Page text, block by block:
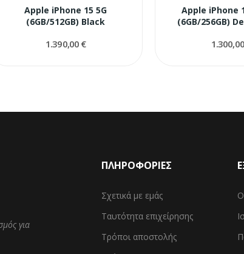
Apple iPhone 15 5G
(6GB/512GB) Black
1.390,00 €
Apple iPhone
(6GB/256GB)
για
ΠΛΗΡΟΦΟΡΙΕΣ
Σχετικά με εμάς
Ταυτότητα επιχείρησης
Τρόποι αποστολής